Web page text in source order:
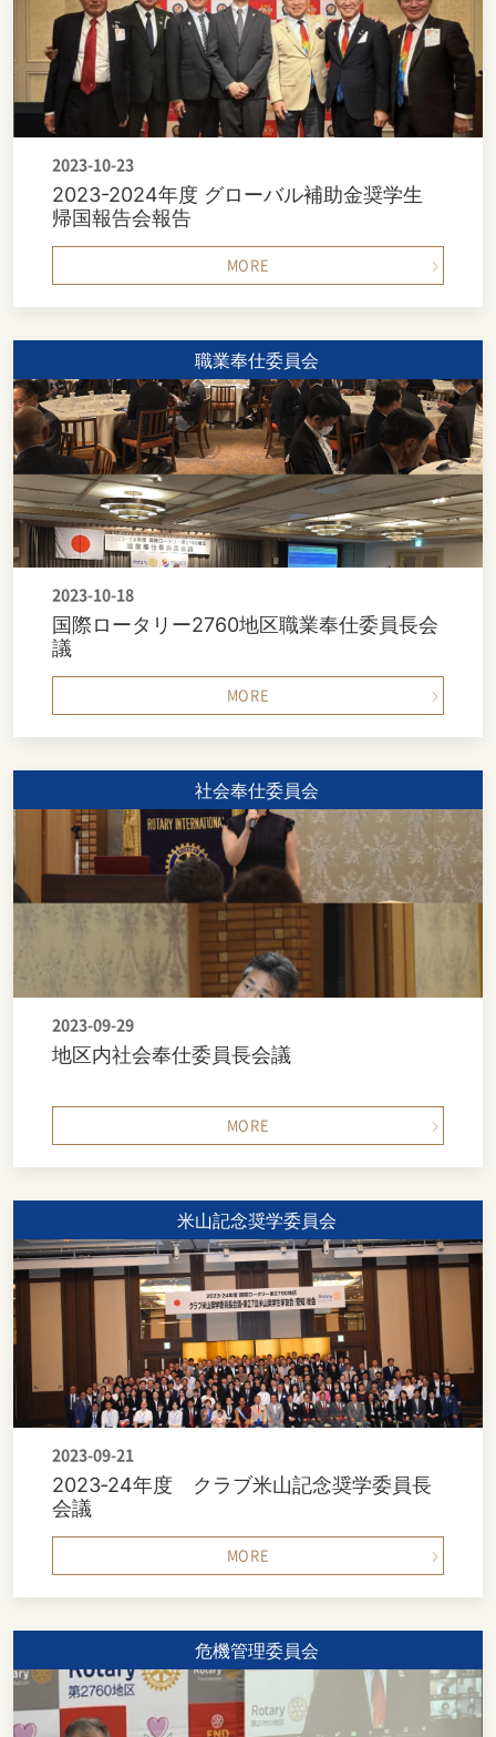
2023-10-23
2023-2024年度 グローバル補助金奨学生
帰国報告会報告
MORE
職業奉仕委員会
2023-10-18
国際ロータリー2760地区職業奉仕委員長会
議
MORE
社会奉仕委員会
2023-09-29
地区内社会奉仕委員長会議
MORE
米山記念奨学委員会
2023-09-21
2023‐24年度 クラブ米山記念奨学委員長
会議
MORE
危機管理委員会